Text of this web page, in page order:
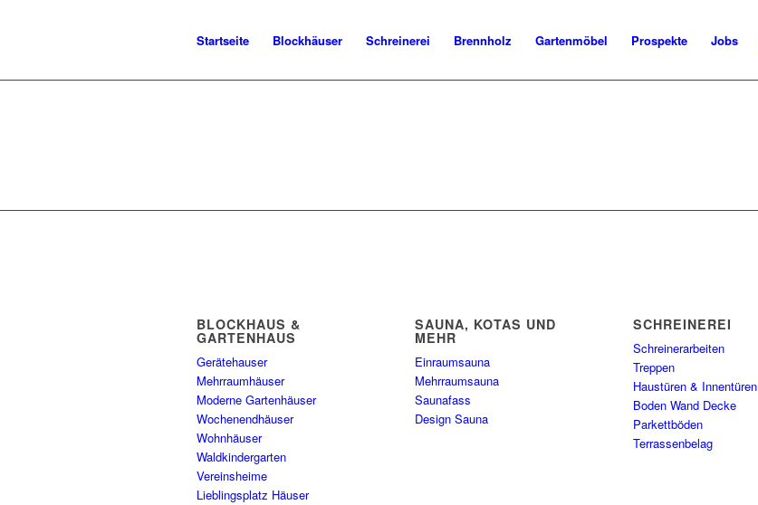
Startseite Blockhäuser Schreinerei Brennholz Gartenmöbel Prospekte Jobs
BLOCKHAUS &
GARTENHAUS
Gerätehauser
Mehrraumhäuser
Moderne Gartenhäuser
Wochenendhäuser
Wohnhäuser
Waldkindergarten
Vereinsheime
Lieblingsplatz Häuser
SAUNA, KOTAS UND
MEHR
Einraumsauna
Mehrraumsauna
Saunafass
Design Sauna
SCHREINEREI
Schreinerarbeiten
Treppen
Haustüren & Innentüren
Boden Wand Decke
Parkettböden
Terrassenbelag